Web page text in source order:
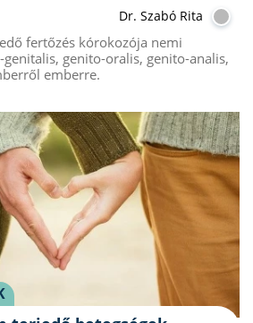
Dr. Szabó Rita
fertőzés kórokozója nemi
genito-oralis, genito-analis,
emberre.